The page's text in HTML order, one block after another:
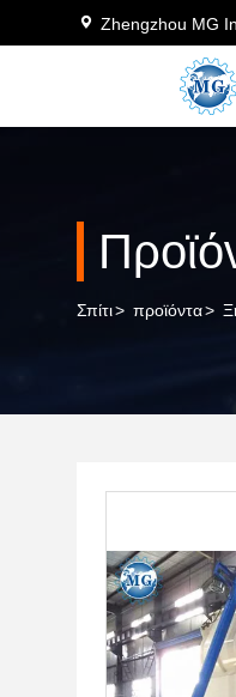
Zhengzhou MG
Σπίτι> προϊόντα>